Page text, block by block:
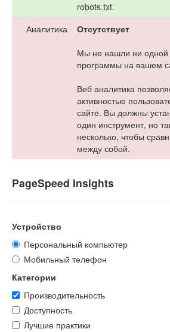
robots.txt.
Аналитика
Отсутствует
Мы не нашли ни одной
программы на вашем
Веб аналитика
активностью
сайте. Вы должны
один инструмент, но
несколько, чтобы
между собой.
PageSpeed Insights
Устройство
Персональный компьютер
Мобильный телефон
Категории
Производительность
Доступность
Лучшие практики